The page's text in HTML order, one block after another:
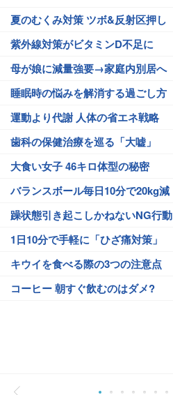
夏のむくみ対策 ツボ&反射区押し
紫外線対策がビタミンD不足に
母が娘に減量強要→家庭内別居へ
睡眠時の悩みを解消する過ごし方
運動より代謝 人体の省エネ戦略
歯科の保健治療を巡る「大嘘」
大食い女子 46キロ体型の秘密
バランスボール毎日10分で20kg減
躁状態引き起こしかねないNG行動
1日10分で手軽に「ひざ痛対策」
キウイを食べる際の3つの注意点
コーヒー 朝すぐ飲むのはダメ?